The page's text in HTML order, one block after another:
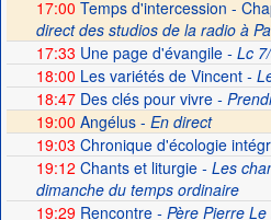
17:00 Temps d'intercession -
direct des studios de la radio à
17:33 Une page d'évangile- Lc
18:00 Les variétés de Vincent-
18:47Des clés pour vivre-
19:00 Angélus - En direct
19:03 Chronique d'écologie
19:12 Chants et liturgie- Les
dimanche du temps ordinaire
19:29Rencontre- Père Pierre Le